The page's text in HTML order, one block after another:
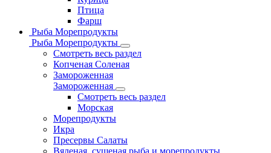
Птица
Фарш
Рыба Морепродукты
Рыба Морепродукты
Смотреть весь раздел
Копченая Соленая
Замороженная
Замороженная
Смотреть весь раздел
Морская
Морепродукты
Икра
Пресервы Салаты
Вяленая, сушеная рыба и морепродукты